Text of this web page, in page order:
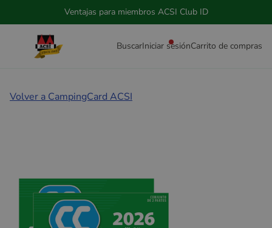
Ventajas para miembros ACSI Club ID
BuscarIniciar sesiónCarrito de compras
Volver a CampingCard ACSI